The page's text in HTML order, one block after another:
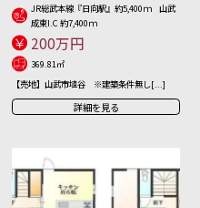
JR総武本線『日向駅』約5,400ｍ 山武
成東I.C 約7,400ｍ
200万円
369.81㎡
【売地】山武市埴谷 ※建築条件無し[...]
詳細を見る